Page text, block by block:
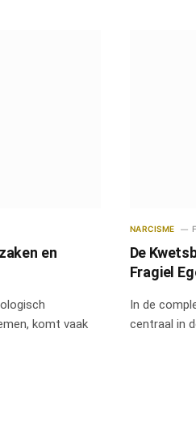
en
komt vaak
NARCISME
De
Fragiel
In de
centraal in